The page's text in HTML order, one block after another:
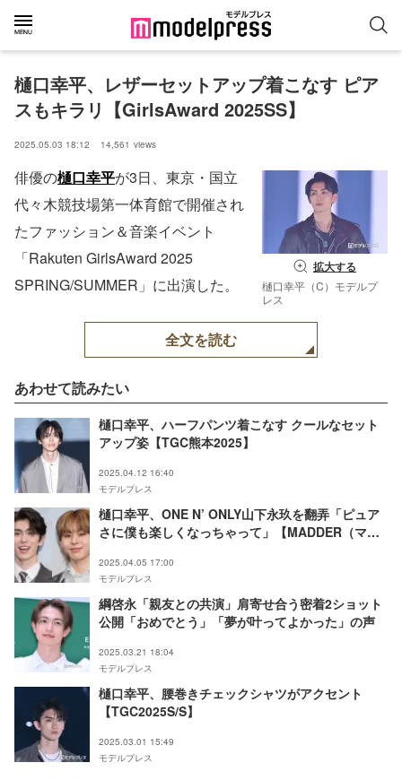
樋口幸平、レザーセットアップ着こなす ピア
スもキラリ【GirlsAward 2025SS】
2025.05.03 18:12 14,561 views
拡大する
樋口幸平（C）モデルプ
レス
俳優の樋口幸平が3日、東京・国立
代々木競技場第一体育館で開催され
たファッション＆音楽イベント
「Rakuten GirlsAward 2025
SPRING/SUMMER」に出演した。
全文を読む
あわせて読みたい
樋口幸平、ハーフパンツ着こなす クールなセット
アップ姿【TGC熊本2025】
2025.04.12 16:40
モデルプレス
樋口幸平、ONE N’ ONLY山下永玖を翻弄「ピュア
さに僕も楽しくなっちゃって」【MADDER（マダ
2025.04.05 17:00
モデルプレス
綱啓永「親友との共演」肩寄せ合う密着2ショット
公開「おめでとう」「夢が叶ってよかった」の声
2025.03.21 18:04
モデルプレス
樋口幸平、腰巻きチェックシャツがアクセント
【TGC2025S/S】
2025.03.01 15:49
モデルプレス